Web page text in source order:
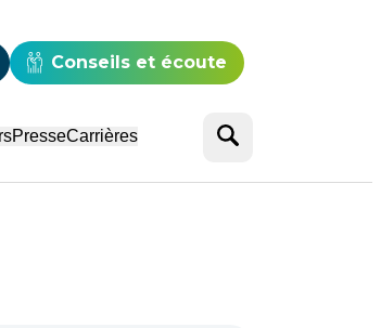
Conseils et écoute
PresseCarrières Rechercher